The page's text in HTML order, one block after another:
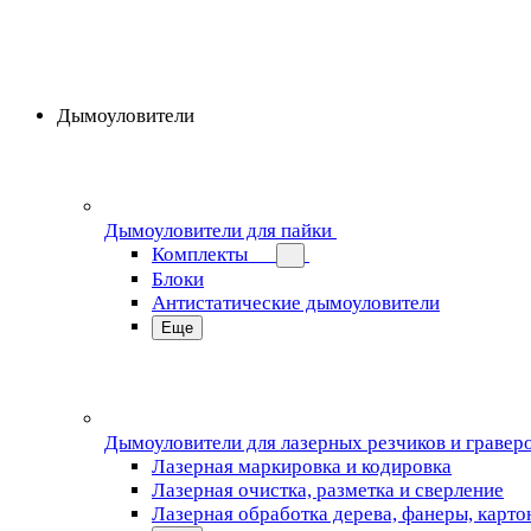
Дымоуловители
Дымоуловители для пайки
Комплекты
Блоки
Антистатические дымоуловители
Еще
Дымоуловители для лазерных резчиков и
Лазерная маркировка и кодировка
Лазерная очистка, разметка и сверление
Лазерная обработка дерева, фанеры,